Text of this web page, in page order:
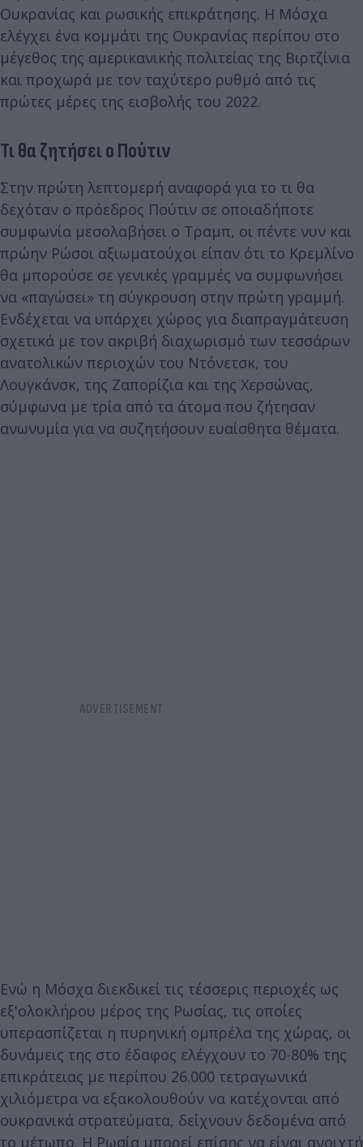
Ουκρανίας και ρωσικής επικράτησης. Η Μόσχα
ελέγχει ένα κομμάτι της Ουκρανίας περίπου στο
μέγεθος της αμερικανικής πολιτείας της Βιρτζίνια
και προχωρά με τον ταχύτερο ρυθμό από τις
πρώτες μέρες της εισβολής του 2022.
Τι θα ζητήσει ο Πούτιν
Στην πρώτη λεπτομερή αναφορά για το τι θα
δεχόταν ο πρόεδρος Πούτιν σε οποιαδήποτε
συμφωνία μεσολαβήσει ο Τραμπ, οι πέντε νυν και
πρώην Ρώσοι αξιωματούχοι είπαν ότι το Κρεμλίνο
θα μπορούσε σε γενικές γραμμές να συμφωνήσει
να «παγώσει» τη σύγκρουση στην πρώτη γραμμή.
Ενδέχεται να υπάρχει χώρος για διαπραγμάτευση
σχετικά με τον ακριβή διαχωρισμό των τεσσάρων
ανατολικών περιοχών του Ντόνετσκ, του
Λουγκάνσκ, της Ζαπορίζια και της Χερσώνας,
σύμφωνα με τρία από τα άτομα που ζήτησαν
ανωνυμία για να συζητήσουν ευαίσθητα θέματα.
Ενώ η Μόσχα διεκδικεί τις τέσσερις περιοχές ως
εξ'ολοκλήρου μέρος της Ρωσίας, τις οποίες
υπερασπίζεται η πυρηνική ομπρέλα της χώρας, οι
δυνάμεις της στο έδαφος ελέγχουν το 70-80% της
επικράτειας με περίπου 26.000 τετραγωνικά
χιλιόμετρα να εξακολουθούν να κατέχονται από
ουκρανικά στρατεύματα, δείχνουν δεδομένα από
το μέτωπο. Η Ρωσία μπορεί επίσης να είναι ανοιχτή